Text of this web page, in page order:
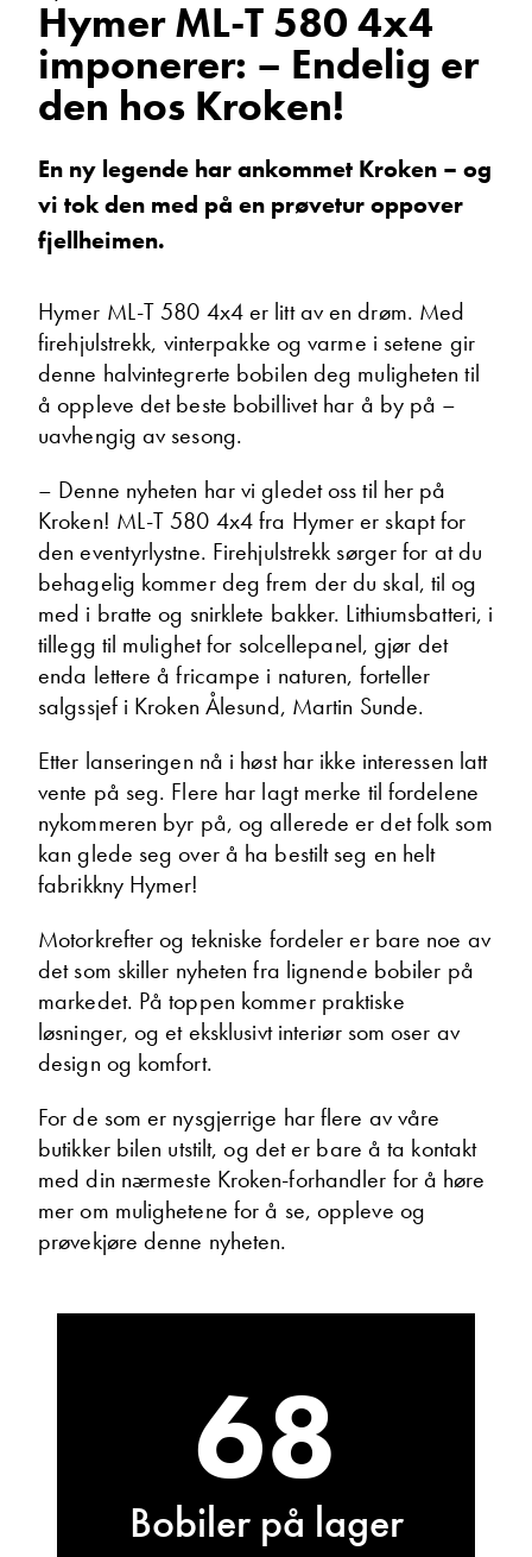
Kroken!
Vis telefon
Vis epost
Hjalmar Fredriksen
Salgssjef
Vis telefon
Vis epost
Mary Ann Olsen
Butikk
Vis telefon
Vis epost
Torben Hanssen
Daglig leder
Vis telefon
Vis epost
Torgeir Vikmark-Lunga
Hymer ML-T 580 4x4
imponerer: – Endelig er
den hos Kroken!
En ny legende har ankommet Kroken – og
vi tok den med på en prøvetur oppover
fjellheimen.
Hymer ML-T 580 4x4 er litt av en drøm. Med
firehjulstrekk, vinterpakke og varme i setene gir
denne halvintegrerte bobilen deg muligheten til
å oppleve det beste bobillivet har å by på –
uavhengig av sesong.
– Denne nyheten har vi gledet oss til her på
Kroken! ML-T 580 4x4 fra Hymer er skapt for
den eventyrlystne. Firehjulstrekk sørger for at du
behagelig kommer deg frem der du skal, til og
med i bratte og snirklete bakker. Lithiumsbatteri, i
tillegg til mulighet for solcellepanel, gjør det
enda lettere å fricampe i naturen, forteller
salgssjef i Kroken Ålesund, Martin Sunde.
Etter lanseringen nå i høst har ikke interessen latt
vente på seg. Flere har lagt merke til fordelene
nykommeren byr på, og allerede er det folk som
kan glede seg over å ha bestilt seg en helt
fabrikkny Hymer!
Motorkrefter og tekniske fordeler er bare noe av
det som skiller nyheten fra lignende bobiler på
markedet. På toppen kommer praktiske
løsninger, og et eksklusivt interiør som oser av
design og komfort.
For de som er nysgjerrige har flere av våre
butikker bilen utstilt, og det er bare å ta kontakt
med din nærmeste Kroken-forhandler for å høre
mer om mulighetene for å se, oppleve og
prøvekjøre denne nyheten.
68
Bobiler på lager